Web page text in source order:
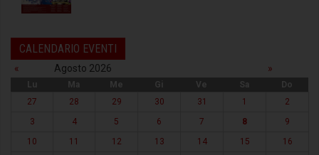
CALENDARIO EVENTI
« Agosto 2026 »
Lu Ma Me Gi Ve Sa
Do
27
28 29 30 31 1
2
3
4 5 6 7 8
9
10
11 12 13 14 15
16